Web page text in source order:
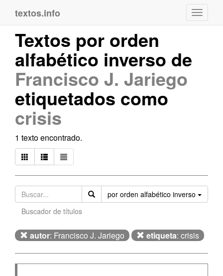
textos.info
Textos por orden
alfabético inverso de
Francisco J. Jariego
etiquetados como
crisis
1 texto encontrado.
por orden alfabético inverso
Buscador de títulos
autor: Francisco J. Jariego etiqueta: crisis